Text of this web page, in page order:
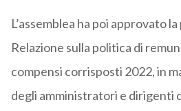
L’assemblea ha poi approvato
Relazione sulla politica di
compensi corrisposti 2022, in
degli amministratori e dirigenti